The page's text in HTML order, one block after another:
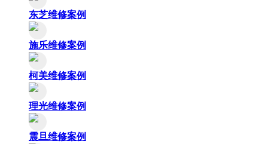
东芝维修案例
施乐维修案例
柯美维修案例
理光维修案例
震旦维修案例